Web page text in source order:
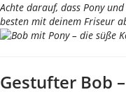
Achte darauf, dass Pony
besten mit deinem Friseur
Gestufter Bob